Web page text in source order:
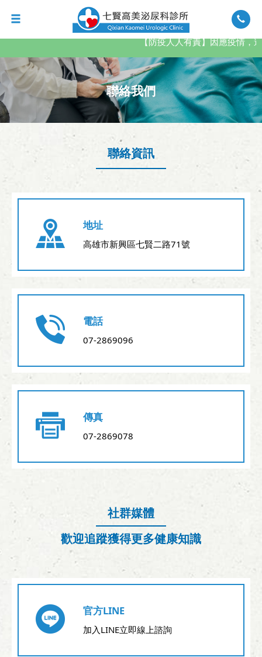
【防疫人人有責】因應疫情，進
聯絡我們
聯絡資訊
地址
高雄市新興區七賢二路71號
電話
07-2869096
傳真
07-2869078
社群媒體
歡迎追蹤獲得更多健康知識
官方LINE
加入LINE立即線上諮詢